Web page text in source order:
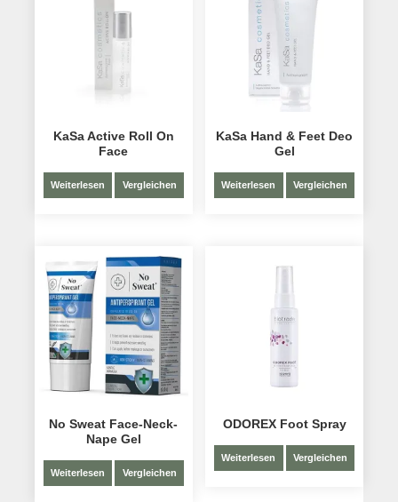
KaSa Active Roll On
Face
Weiterlesen Vergleichen
KaSa Hand & Feet Deo
Gel
Weiterlesen Vergleichen
No Sweat Face-Neck-
Nape Gel
Weiterlesen Vergleichen
ODOREX Foot Spray
Weiterlesen Vergleichen